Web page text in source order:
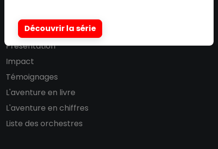
DISPOSITIF
Présentation
Impact
Témoignages
L'aventure en livre
L'aventure en chiffres
Liste des orchestres
Découvrir la série